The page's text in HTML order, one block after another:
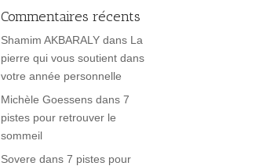
Commentaires récents
Shamim AKBARALY dans La
pierre qui vous soutient dans
votre année personnelle
Michèle Goessens dans7
pistes pour retrouver le
sommeil
Sovere dans7 pistes pour